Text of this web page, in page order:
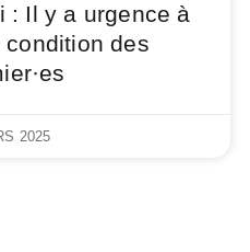
: Il y a urgence à
des
2025